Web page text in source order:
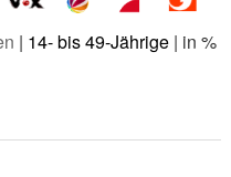
| 14- bis 49-Jährige| in %